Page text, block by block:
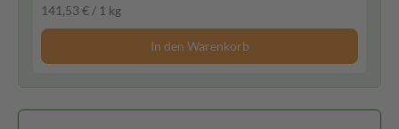
141,53 € / 1 kg
In den Warenkorb